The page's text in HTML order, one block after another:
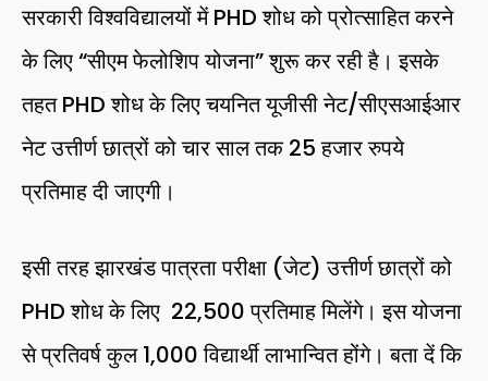
सरकारी विश्वविद्यालयों में PHD शोध को प्रोत्साहित करने
के लिए “सीएम फेलोशिप योजना” शुरू कर रही है। इसके
तहत PHD शोध के लिए चयनित यूजीसी नेट/सीएसआईआर
नेट उत्तीर्ण छात्रों को चार साल तक 25 हजार रुपये
प्रतिमाह दी जाएगी।
इसी तरह झारखंड पात्रता परीक्षा (जेट) उत्तीर्ण छात्रों को
PHD शोध के लिए ₹ 22,500 प्रतिमाह मिलेंगे। इस योजना
से प्रतिवर्ष कुल 1,000 विद्यार्थी लाभान्वित होंगे। बता दें कि